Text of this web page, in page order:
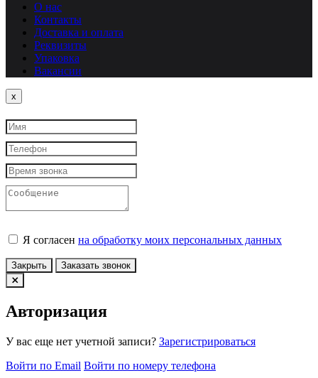
О нас
Контакты
Доставка и оплата
Реквизиты
Упаковка
Вакансии
x
Я согласен на обработку моих персональных данных
Закрыть Заказать звонок
Авторизация
У вас еще нет учетной записи? Зарегистрироваться
Войти по Email Войти по номеру телефона